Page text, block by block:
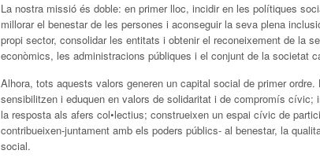
La nostra missió és doble: en primer lloc, incidir en les polítiques
millorar el benestar de les persones i aconseguir la seva plena
propi sector, consolidar les entitats i obtenir el reconeixement de la
econòmics, les administracions públiques i el conjunt de la societat
Alhora, tots aquests valors generen un capital social de primer
sensibilitzen i eduquen en valors de solidaritat i de compromís cívic;
la resposta als afers col•lectius; construeixen un espai cívic de
contribueixen-juntament amb els poders públics- al benestar, la
social.